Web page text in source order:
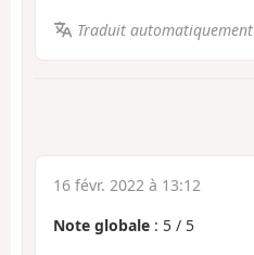
Traduit automatiquement
16 févr. 2022 à 13:12
Note globale : 5 / 5